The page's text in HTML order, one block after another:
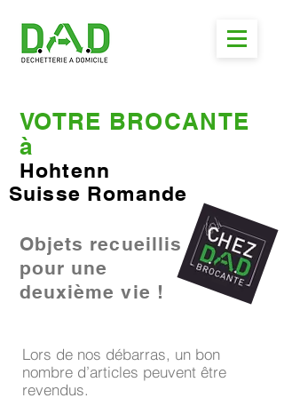
VOTRE BROCANTE
à
Hohtenn
Suisse Romande
Objets recueillis
pour une
deuxième vie !
Lors de nos débarras, un bon
nombre d’articles peuvent être
revendus.